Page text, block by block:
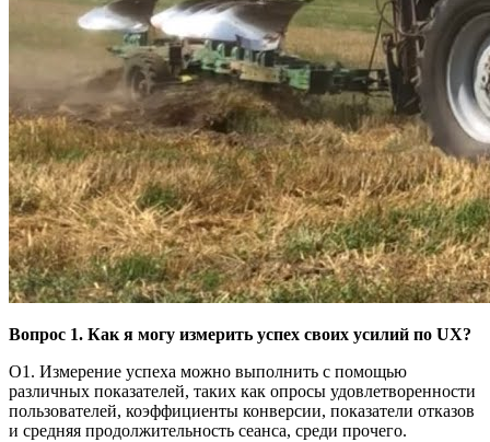
Вопрос 1. Как я могу измерить успех своих усилий по UX?
О1. Измерение успеха можно выполнить с помощью
различных показателей, таких как опросы удовлетворенности
пользователей, коэффициенты конверсии, показатели отказов
и средняя продолжительность сеанса, среди прочего.